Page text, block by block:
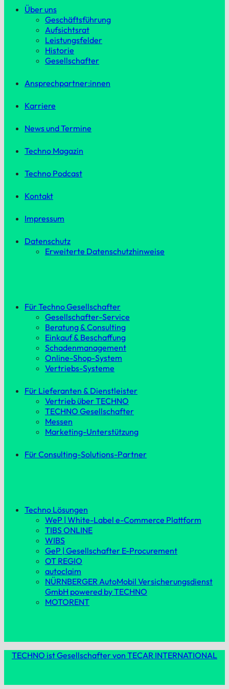
Über uns
Geschäftsführung
Aufsichtsrat
Leistungsfelder
Historie
Gesellschafter
Ansprechpartner:innen
Karriere
News und Termine
Techno Magazin
Techno Podcast
Kontakt
Impressum
Datenschutz
Erweiterte Datenschutzhinweise
Für Techno Gesellschafter
Gesellschafter-Service
Beratung & Consulting
Einkauf & Beschaffung
Schadenmanagement
Online-Shop-System
Vertriebs-Systeme
Für Lieferanten & Dienstleister
Vertrieb über TECHNO
TECHNO Gesellschafter
Messen
Marketing-Unterstützung
Für Consulting-Solutions-Partner
Techno Lösungen
WeP | White-Label e-Commerce Plattform
TIBS ONLINE
WIBS
GeP | Gesellschafter E-Procurement
OT REGIO
autoclaim
NÜRNBERGER AutoMobil Versicherungsdienst
GmbH powered by TECHNO
MOTORENT
TECHNO ist Gesellschafter von TECAR INTERNATIONAL